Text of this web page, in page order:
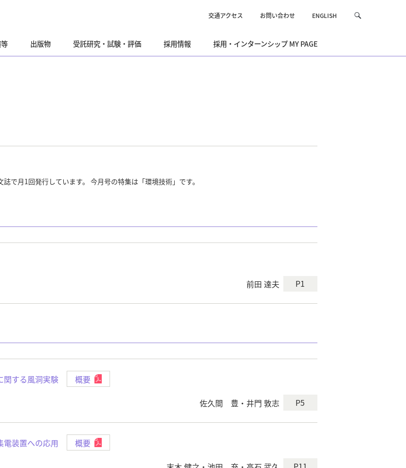
交通アクセス お問い合わせ ENGLISH
サ
を
出版物 受託研究・試験・評価 採用情報 採用・インターンシップ MY PAGE
で月1回発行しています。 今月号の特集は「環境技術」です。
前田 達夫
P1
関する風洞実験 概要
佐久間 豊・井門 敦志 P5
電装置への応用 概要